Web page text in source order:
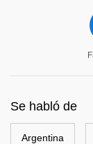
Se habló de
Argentina